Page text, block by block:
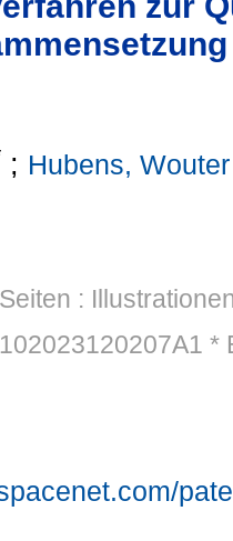
; Hubens,
:
*